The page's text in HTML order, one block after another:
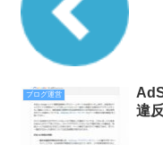
ブログ運営
違